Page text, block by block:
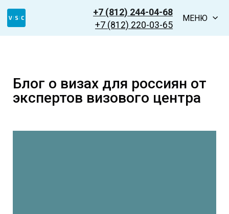
+7 (812) 244-04-68
+7 (812) 220-03-65
МЕНЮ
Блог о визах для россиян от
экспертов визового центра